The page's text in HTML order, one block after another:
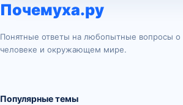
Почемуха.ру
Понятные ответы на любопытные вопросы о
человеке и окружающем мире.
Популярные темы